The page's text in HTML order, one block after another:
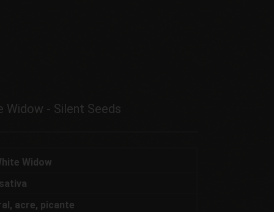
- Silent Seeds
Widow
acre, picante